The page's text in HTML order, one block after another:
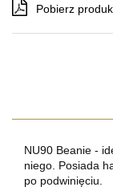
Pobierz
NU90 Beanie -
niego. Posiada
po podwinięciu.